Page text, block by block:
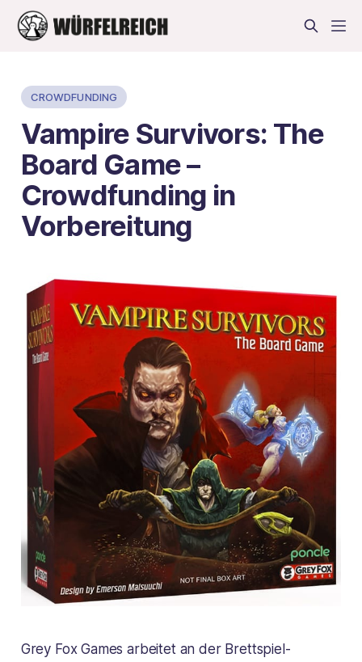
CROWDFUNDING
Vampire Survivors: The
Board Game –
Crowdfunding in
Vorbereitung
Grey Fox Games arbeitet an der Brettspiel-